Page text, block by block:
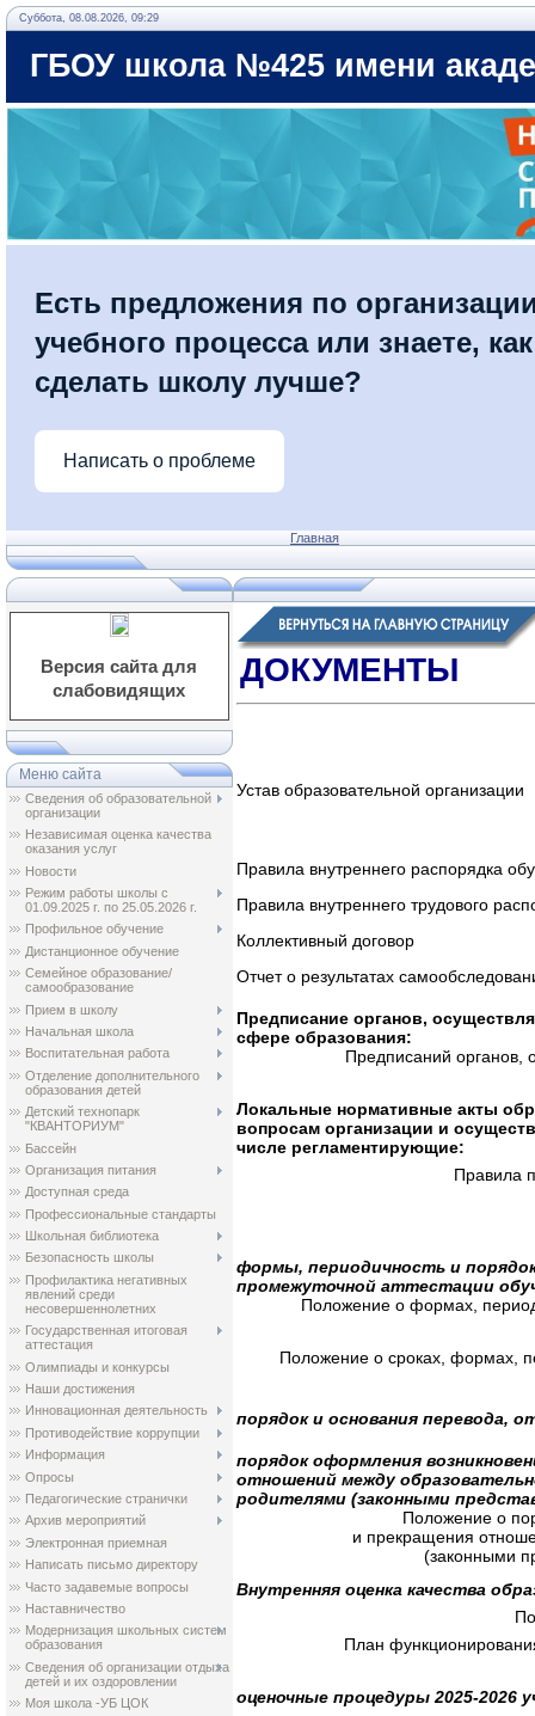
Суббота, 08.08.2026, 09:29
ГБОУ школа №425 имени
Есть предложения по
учебного процесса или знаете, как
сделать школу лучше?
Написать о проблеме
Главная
Версия сайта для
слабовидящих
Меню сайта
Сведения об образовательной
организации
Независимая оценка качества
оказания услуг
Новости
Режим работы школы с
01.09.2025 г. по 25.05.2026 г.
Профильное обучение
Дистанционное обучение
Семейное образование/
самообразование
Прием в школу
Начальная школа
Воспитательная работа
Отделение дополнительного
образования детей
Детский технопарк
"КВАНТОРИУМ"
Бассейн
Организация питания
Доступная среда
Профессиональные стандарты
Школьная библиотека
Безопасность школы
Профилактика негативных
явлений среди
несовершеннолетних
Государственная итоговая
аттестация
Олимпиады и конкурсы
Наши достижения
Инновационная деятельность
Противодействие коррупции
Информация
Опросы
Педагогические странички
Архив мероприятий
Электронная приемная
Написать письмо директору
Часто задавемые вопросы
Наставничество
Модернизация школьных систем
образования
Сведения об организации отдыха
детей и их оздоровлении
Моя школа -УБ ЦОК
ДОКУМЕНТЫ
Устав образовательной организации
Правила внутреннего распорядка
Правила внутреннего трудового
Коллективный договор
Отчет о результатах
Предписание органов,
сфере образования:
Предписаний органов,
Локальные нормативные акты
вопросам организации и
числе регламентирующие:
Правила
формы, периодичность и
промежуточной аттестации
Положение о формах,
Положение о сроках, формах,
порядок и основания перевода,
порядок оформления
отношений между
родителями (законными
Положение о
и прекращения
(законными
Внутренняя оценка качества
План
оценочные процедуры 2025-2026